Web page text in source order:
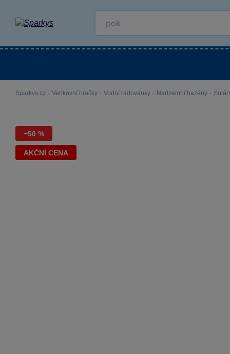
Sparkys.cz · Venkovní hračky · Vodní radovánky · Nadzemní bazény ·
−50 %
AKČNÍ CENA